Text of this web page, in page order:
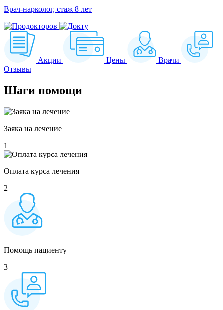
Врач-нарколог, стаж 8 лет
Акции Цены
Врачи
Отзывы
Шаги помощи
Заяка на лечение
1
Оплата курса лечения
2
Помощь пациенту
3